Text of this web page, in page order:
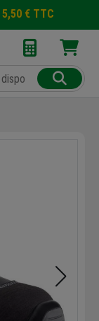
5,50 € TTC